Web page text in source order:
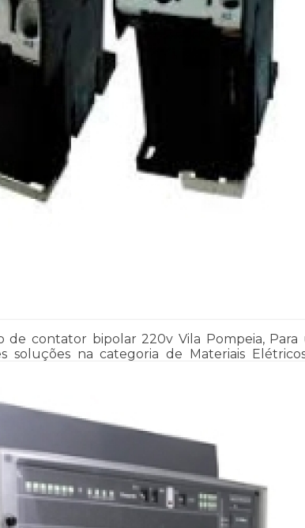
contator bipolar 220v Vila Pompeia,
soluções na categoria de Materiais